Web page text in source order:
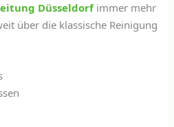
Düsseldorfimmer mehr
über die klassische Reinigung